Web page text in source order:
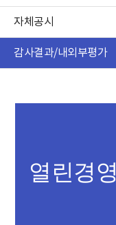
자체공시
감사결과/내외부평가
열린경영